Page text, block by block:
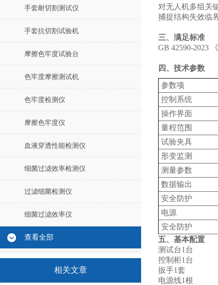
手套耐切割测试仪
手套抗切割试验机
摩擦色牢度试验台
色牢度摩擦测试机
色牢度检测仪
摩擦色牢度仪
血液穿透性能检测仪
细菌过滤效率检测仪
过滤细菌检测仪
细菌过滤效率仪
查看全部
相关文章
对无人机多组关
捕捉结构失效临
三、满足标准
GB 42590-2023
四、技术参数
‌参数项‌
控制系统
操作界面
量程范围
试验夹具
形变监测
测量参数
数据输出
安全防护
电源
安全防护
五、基本配置
测试台1台
控制柜1台
扳手1套
电源线1根